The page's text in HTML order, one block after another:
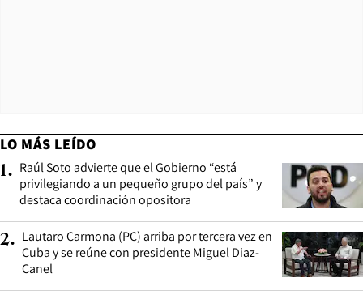
LO MÁS LEÍDO
1. Raúl Soto advierte que el Gobierno “está
privilegiando a un pequeño grupo del país” y
destaca coordinación opositora
2. Lautaro Carmona (PC) arriba por tercera vez en
Cuba y se reúne con presidente Miguel Diaz-
Canel